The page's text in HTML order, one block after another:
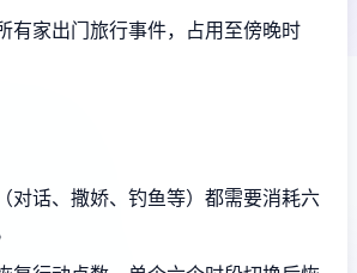
有家出门旅行事件，占用至傍晚时
对话、撒娇、钓鱼等）都需要消耗六